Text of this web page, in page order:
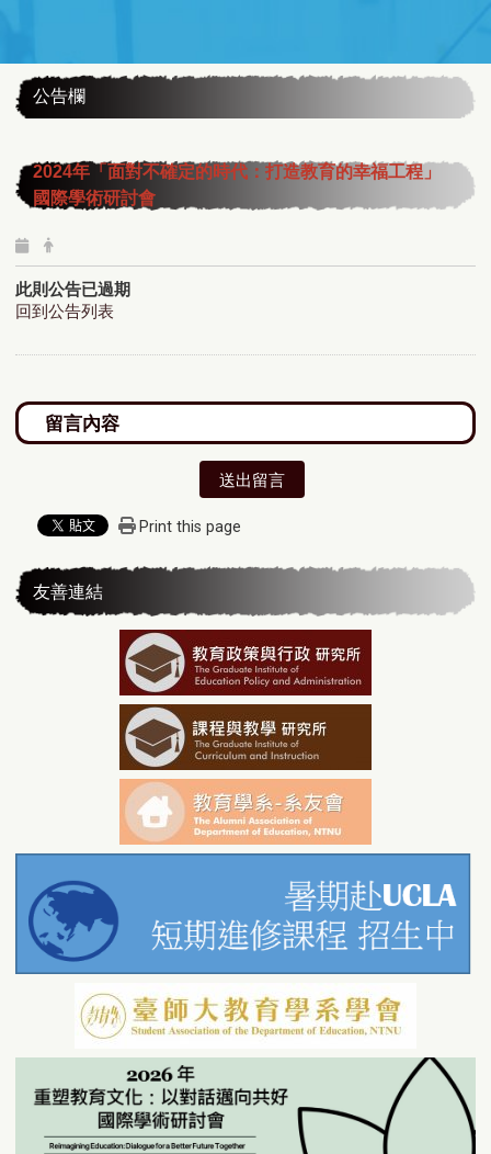
公告欄
2024年 「面對不確定的時代：打造教育的幸福工程」
國際學術研討會
此則公告已過期
回到公告列表
送出留言
Print this page
友善連結